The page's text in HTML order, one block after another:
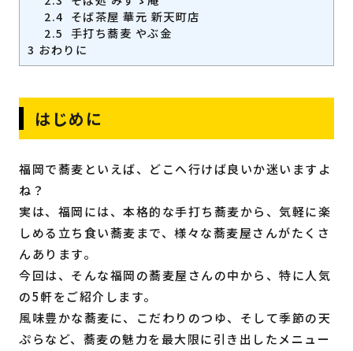
2.4 そば茶屋 華元 新天町店
2.5 手打ち蕎麦 やぶ金
3 おわりに
はじめに
福岡で蕎麦といえば、どこへ行けば良いか迷いますよ
ね？
実は、福岡には、本格的な手打ち蕎麦から、気軽に楽
しめる立ち食い蕎麦まで、様々な蕎麦屋さんがたくさ
んあります。
今回は、そんな福岡の蕎麦屋さんの中から、特に人気
の5軒をご紹介します。
風味豊かな蕎麦に、こだわりのつゆ、そして季節の天
ぷらなど、蕎麦の魅力を最大限に引き出したメニュー